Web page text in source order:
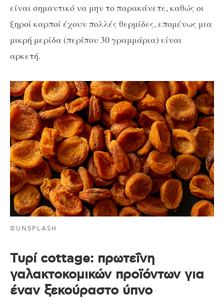
είναι σημαντικό να μην το παρακάνετε, καθώς οι
ξηροί καρποί έχουν πολλές θερμίδες, επομένως μια
μικρή μερίδα (περίπου 30 γραμμάρια) είναι
αρκετή.
©UNSPLASH
Τυρί cottage: πρωτεΐνη
γαλακτοκομικών προϊόντων για
έναν ξεκούραστο ύπνο